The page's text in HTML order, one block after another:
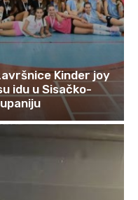
Kinder joy
idu u Sisačko-